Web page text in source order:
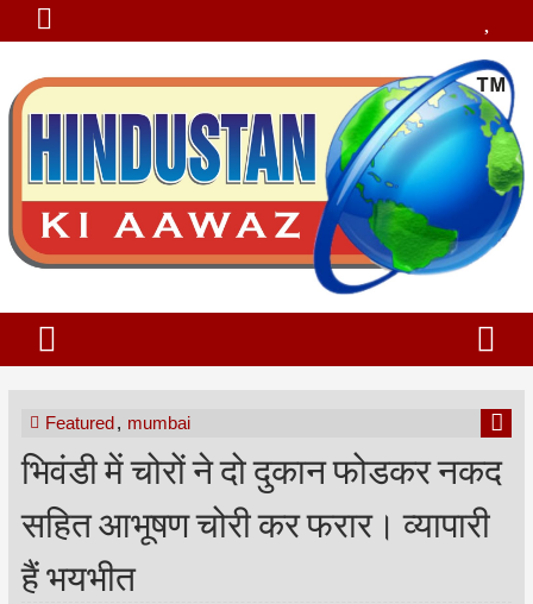
Featured, mumbai
भिवंडी में चोरों ने दो दुकान फोडकर नकद
सहित आभूषण चोरी कर फरार। व्यापारी
हैं भयभीत